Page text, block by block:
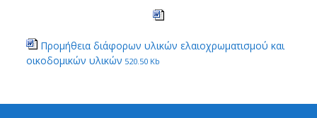
Προμήθεια διάφορων υλικών ελαιοχρωματισμού και
οικοδομικών υλικών 520.50 Kb